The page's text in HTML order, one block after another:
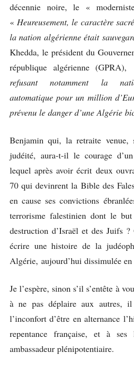
décennie noire, le «
« Heureusement, le caractère
la nation algérienne était
Khedda, le président du
république algérienne (GPRA),
refusant notamment la
automatique pour un million
prévenu le danger d’une Algérie
Benjamin qui, la retraite venue,
judéité, aura-t-il le courage
lequel après avoir écrit deux
70 qui devinrent la Bible des
en cause ses convictions
terrorisme falestinien dont le
destruction d’Israël et des Juifs
écrire une histoire de la
Algérie, aujourd’hui dissimulée
Je l’espère, sinon s’il s’entête à
à ne pas déplaire aux autres,
l’inconfort d’être en alternance
repentance française, et à ses
ambassadeur plénipotentiaire.